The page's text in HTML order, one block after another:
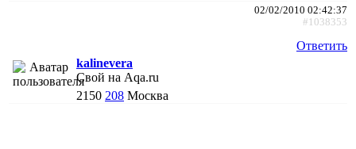
02/02/2010 02:42:37
#1038353
Ответить
kalinevera
Свой на Aqa.ru
2150 208 Москва